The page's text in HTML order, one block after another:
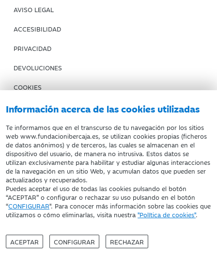
Información acerca de las cookies utilizadas
Te informamos que en el transcurso de tu navegación por los sitios
web www.fundacionibercaja.es, se utilizan cookies propias (ficheros
de datos anónimos) y de terceros, las cuales se almacenan en el
dispositivo del usuario, de manera no intrusiva. Estos datos se
utilizan exclusivamente para habilitar y estudiar algunas interacciones
de la navegación en un sitio Web, y acumulan datos que pueden ser
actualizados y recuperados.
Puedes aceptar el uso de todas las cookies pulsando el botón
“ACEPTAR” o configurar o rechazar su uso pulsando en el botón
“CONFIGURAR". Para conocer más información sobre las cookies que
utilizamos o cómo eliminarlas, visita nuestra "Política de cookies".
ACEPTAR CONFIGURAR RECHAZAR
AVISO LEGAL
ACCESIBILIDAD
PRIVACIDAD
DEVOLUCIONES
COOKIES
CONDICIONES DE COMPRA
IBERCAJA BANCO
Fundación Bancaria Ibercaja. C.I.F. G-50000652.
Inscrita en el Registro de Fundaciones del Mº de Educación,
Cultura y Deporte con el nº 1689.
Domicilio social: Joaquín Costa, 13. 50001 Zaragoza.